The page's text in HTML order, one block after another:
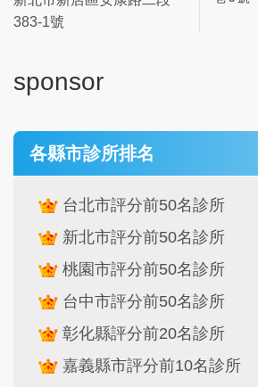
383-1號
sponsor
各縣市診所排名
台北市評分前50名診所
新北市評分前50名診所
桃園市評分前50名診所
台中市評分前50名診所
彰化縣評分前20名診所
嘉義縣市評分前10名診所